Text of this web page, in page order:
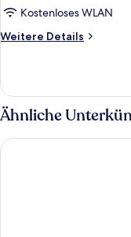
Kostenloses WLAN
Weitere Details
Weitere
Ähnliche
Saccharum Resort